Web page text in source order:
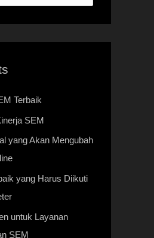
Terbaik
SEM
yang Akan Mengubah
yang Harus Diikuti
untuk Layanan
SEM